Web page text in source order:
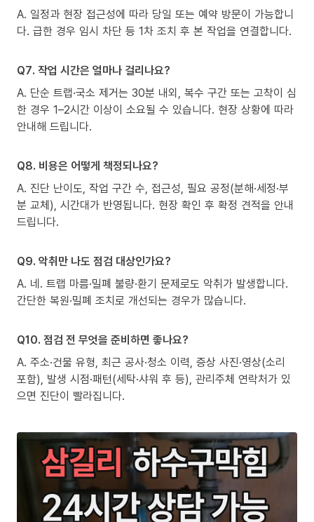
A. 일정과 현장 접근성에 따라 당일 또는 예약 방문이 가능합니
다. 급한 경우 임시 차단 등 1차 조치 후 본 작업을 연결합니다.
Q7. 작업 시간은 얼마나 걸리나요?
A. 단순 트랩·국소 제거는 30분 내외, 복수 구간 또는 고착이 심
한 경우 1–2시간 이상이 소요될 수 있습니다. 현장 상황에 따라
안내해 드립니다.
Q8. 비용은 어떻게 책정되나요?
A. 진단 난이도, 작업 구간 수, 접근성, 필요 공정(분해·세정·부
분 교체), 시간대가 반영됩니다. 현장 확인 후 확정 견적을 안내
드립니다.
Q9. 악취만 나도 점검 대상인가요?
A. 네. 트랩 마름·밀폐 불량·환기 문제로도 악취가 발생합니다.
간단한 복원·밀폐 조치로 개선되는 경우가 많습니다.
Q10. 점검 전 무엇을 준비하면 좋나요?
A. 주소·건물 유형, 최근 공사·청소 이력, 증상 사진·영상(소리
포함), 발생 시점·패턴(세탁·샤워 후 등), 관리주체 연락처가 있
으면 진단이 빨라집니다.